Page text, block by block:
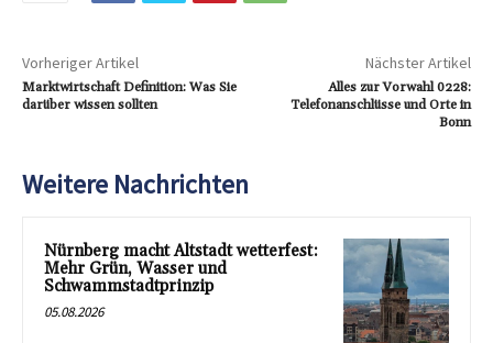
Vorheriger Artikel
Marktwirtschaft Definition: Was Sie
darüber wissen sollten
Nächster Artikel
Alles zur Vorwahl 0228:
Telefonanschlüsse und Orte in
Bonn
Weitere Nachrichten
Nürnberg macht Altstadt wetterfest:
Mehr Grün, Wasser und
Schwammstadtprinzip
05.08.2026